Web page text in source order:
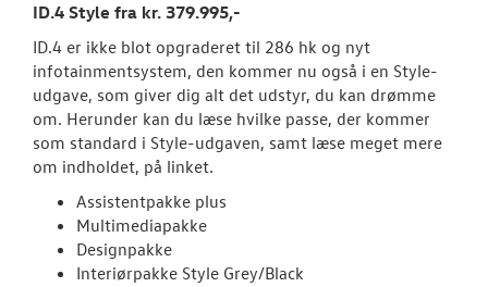
ID.4 Style fra kr. 379.995,-
ID.4 er ikke blot opgraderet til 286 hk og nyt
infotainmentsystem, den kommer nu også i en Style-
udgave, som giver dig alt det udstyr, du kan drømme
om. Herunder kan du læse hvilke passe, der kommer
som standard i Style-udgaven, samt læse meget mere
om indholdet, på linket.
Assistentpakke plus
Multimediapakke
Designpakke
Interiørpakke Style Grey/Black